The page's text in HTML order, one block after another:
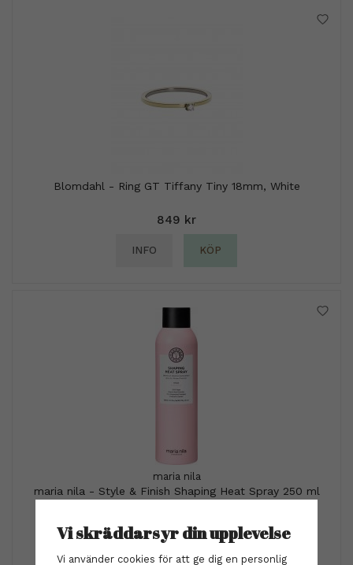
Blomdahl - Ring GT Tiffany Tiny 18mm, White
849 kr
INFO KÖP
maria nila
maria nila - Style & Finish Shaping Heat Spray 250 ml
319 kr
INFO KÖP
Vi skräddarsyr din upplevelse
Vi använder cookies för att ge dig en personlig